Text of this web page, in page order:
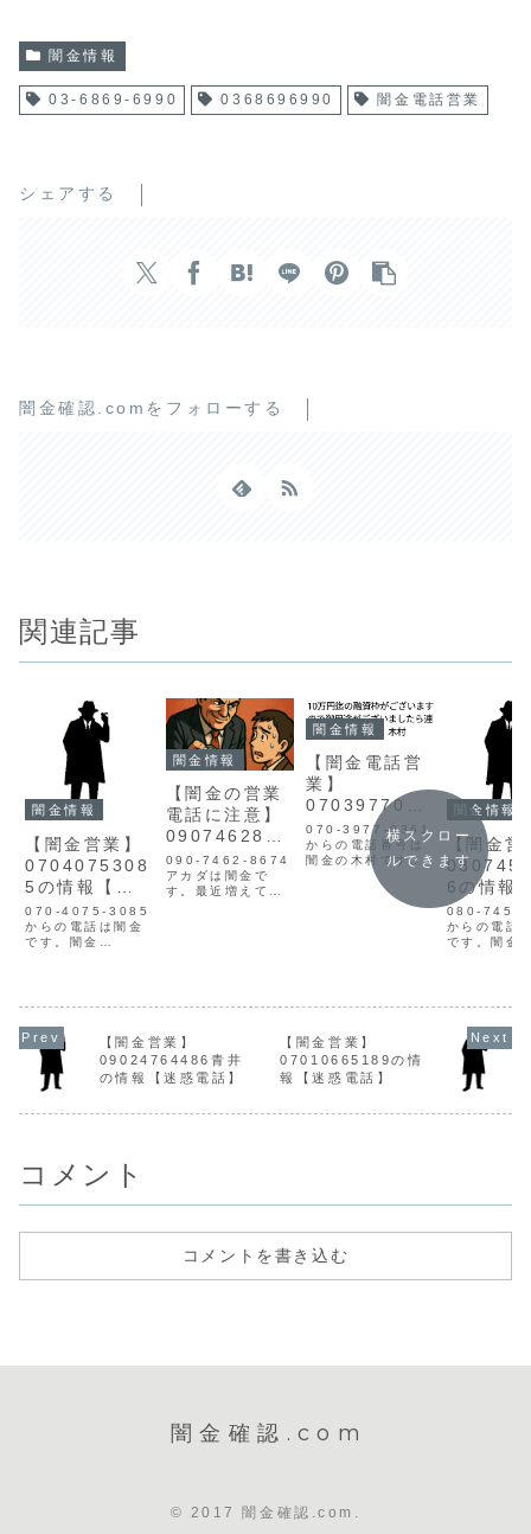
闇金情報
03-6869-6990 0368696990 闇金電話営業
シェアする
闇金確認.comをフォローする
関連記事
闇金情報
【闇金営業】
0704075308
5の情報【迷
惑電話】
070-4075-3085
からの電話は闇金
です。闇金
登録もなく、信用
情報がありませ
ん。取り立て時は
攻撃的な言葉遣い
になり、嫌がらせ
を始めます。非常
闇金情報
【闇金の営業
電話に注意】
0907462867
4赤田の迷惑
行為と被害対
策まとめ【詐
090-7462-8674
アカダは闇金で
す。最近増えてい
相談をする闇金業
者の特徴と営業手
口 ...
闇金情報
【闇金電話営
業】
0703977036
1木村の情報
070-3977-0361
からの電話番号は
闇金の木村です。
10万円迄の融資枠
がございますので
御用途がございま
腰で...
闇金情報
【闇金営
6の情報
惑電話】
080-
からの電話
です。闇金
貸金業登録
く、企業で
ません。最
寧な口調で
都合が悪く
攻撃的にな
横スクロー
ルできます
【闇金営業】
09024764486青井
の情報【迷惑電話】
【闇金営業】
07010665189の情
報【迷惑電話】
コメント
コメントを書き込む
闇金確認.com
© 2017 闇金確認.com.